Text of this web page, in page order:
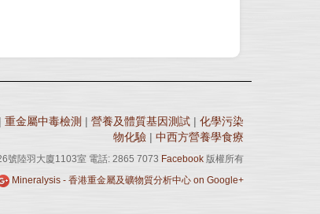
| 重金屬中毒檢測 | 營養及體質基因測試 | 化學污染
物化驗 | 中西方營養學食療
號陸羽大廈1103室 電話: 2865 7073 Facebook 版權所有
Mineralysis - 香港重金屬及礦物質分析中心 on Google+